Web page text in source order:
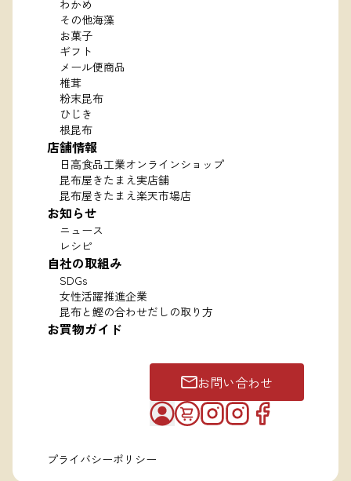
わかめ
その他海藻
お菓子
ギフト
メール便商品
椎茸
粉末昆布
ひじき
根昆布
店舗情報
日高食品工業オンラインショップ
昆布屋きたまえ実店舗
昆布屋きたまえ楽天市場店
お知らせ
ニュース
レシピ
自社の取組み
SDGs
女性活躍推進企業
昆布と鰹の合わせだしの取り方
お買物ガイド
お問い合わせ
プライバシーポリシー